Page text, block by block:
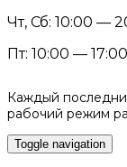
Чт, Сб: 10:00 —
Пт: 10:00 — 17:00
Каждый
рабочий режим
Toggle navigation